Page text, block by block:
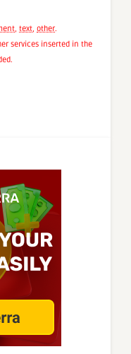
text other
services inserted in the